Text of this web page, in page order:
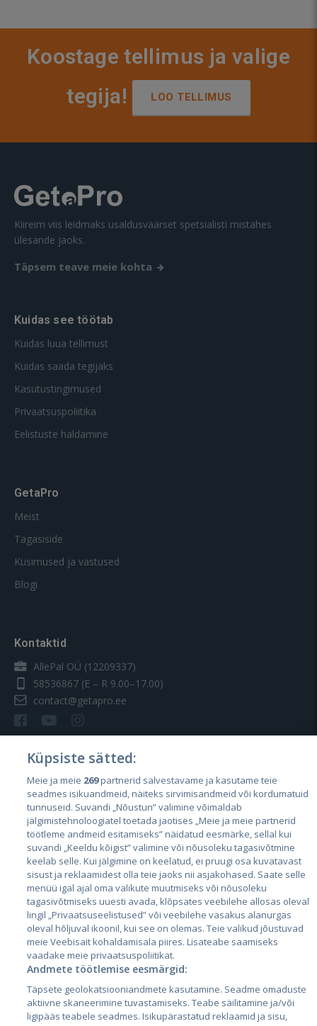
Koostage tellimus ja valige
tegija!
LOO TELLIMUS
Kiireim viis leidmaks usaldusväärset spetsialisti mistahes
ülesande jaoks.
Täpsem teave meie kohta
Kuidas see töötab
Kuidas luua tellimust
Kuidas saada tegijaks
Kasutustingimused
Privaatsuspoliitika
Eelistuste haldamine
GetaPro
Meist
Tagasiside
Küsimused ja vastused
Blogi
Kontaktid
AllePal OÜ (12209337)
58536867 (E – R 9.00–17.00)
contact@getapro.ee
Riigid
Eesti
Läti
Leedu
City24.lv
City24.ee
GetaPro.lv
CVbankas.lt
Kainos.lt
Paslaugos.lt
Küpsiste sätted:
Meie ja meie 269partnerid salvestavame ja kasutame teie
seadmes isikuandmeid, näiteks sirvimisandmeid või kordumatuid
tunnuseid. Suvandi „Nõustun” valimine võimaldab
jälgimistehnoloogiatel toetada jaotises „Meie ja meie partnerid
töötleme andmeid esitamiseks” näidatud eesmärke, sellal kui
suvandi „Keeldu kõigist” valimine või nõusoleku tagasivõtmine
keelab selle. Kui jälgimine on keelatud, ei pruugi osa kuvatavast
sisust ja reklaamidest olla teie jaoks nii asjakohased. Saate selle
menüü igal ajal oma valikute muutmiseks või nõusoleku
tagasivõtmiseks uuesti avada, klõpsates veebilehe allosas oleval
lingil „Privaatsuseelistused” või veebilehe vasakus alanurgas
oleval hõljuval ikoonil, kui see on olemas. Teie valikud jõustuvad
meie Veebisait kohaldamisala piires. Lisateabe saamiseks
vaadake meie privaatsuspoliitikat.
Andmete töötlemise eesmärgid:
Täpsete geolokatsiooniandmete kasutamine. Seadme omaduste
aktiivne skaneerimine tuvastamiseks. Teabe säilitamine ja/või
ligipääs teabele seadmes. Isikupärastatud reklaamid ja sisu,